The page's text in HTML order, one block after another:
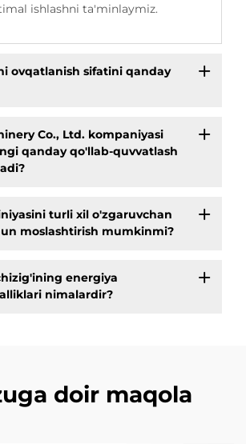
ishlashni ta'minlaymiz.
ovqatlanish sifatini qanday
Co., Ltd. kompaniyasi
qanday qo'llab-quvvatlash
turli xil o'zgaruvchan
moslashtirish mumkinmi?
energiya
nimalardir?
doir maqola